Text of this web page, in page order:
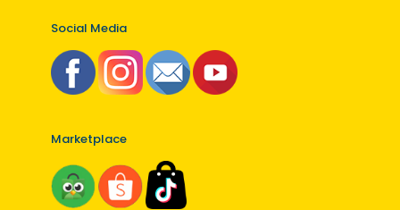
Social Media
Marketplace